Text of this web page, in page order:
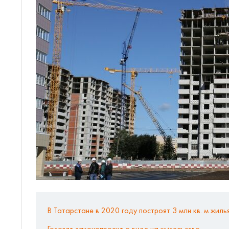
В Татарстане в 2020 году построят 3 млн кв. м